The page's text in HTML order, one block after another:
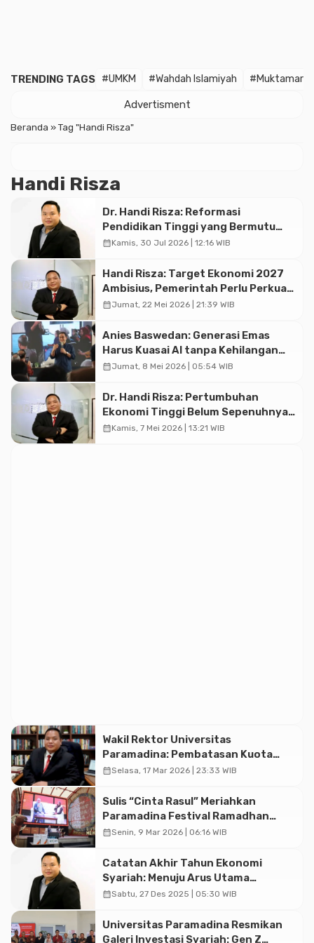
TRENDING TAGS #UMKM #Wahdah Islamiyah #Muktamar
Advertisment
Beranda »Tag "Handi Risza"
Handi Risza
Dr. Handi Risza: Reformasi
Pendidikan Tinggi yang Bermutu
dan Terintegrasi Menuju Indonesia
calendar_monthKamis, 30 Jul 2026 | 12:16 WIB
Handi Risza: Target Ekonomi 2027
Ambisius, Pemerintah Perlu Perkuat
Implementasi dan Reformasi
calendar_monthJumat, 22 Mei 2026 | 21:39 WIB
Anies Baswedan: Generasi Emas
Harus Kuasai AI tanpa Kehilangan
Integritas dan Daya Kritis
calendar_monthJumat, 8 Mei 2026 | 05:54 WIB
Dr. Handi Risza: Pertumbuhan
Ekonomi Tinggi Belum Sepenuhnya
Terasa di Masyarakat
calendar_monthKamis, 7 Mei 2026 | 13:21 WIB
Wakil Rektor Universitas
Paramadina: Pembatasan Kuota
PTN Wujudkan Keadilan Ekosistem
calendar_monthSelasa, 17 Mar 2026 | 23:33 WIB
Sulis “Cinta Rasul” Meriahkan
Paramadina Festival Ramadhan
2026 di Meikarta
calendar_monthSenin, 9 Mar 2026 | 06:16 WIB
Catatan Akhir Tahun Ekonomi
Syariah: Menuju Arus Utama
Perekonomian Nasional dan Target
calendar_monthSabtu, 27 Des 2025 | 05:30 WIB
Universitas Paramadina Resmikan
Galeri Investasi Syariah: Gen Z